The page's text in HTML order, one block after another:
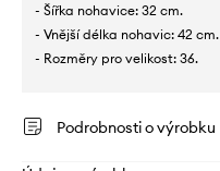
- Šířka nohavice: 32 cm.
- Vnější délka nohavic: 42 cm.
- Rozměry pro velikost: 36.
Podrobnosti o výrobku